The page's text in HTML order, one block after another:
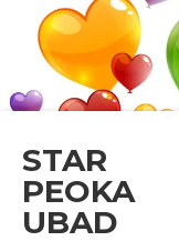
STAR
PEOKA
UBAD